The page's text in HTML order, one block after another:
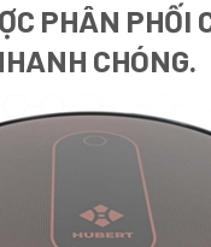
PHÂN PHỐI
CHÓNG.